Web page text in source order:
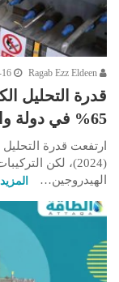
65% في دولة واحدة
ارتفعت قدرة
(2024)، لكن
الهيدروجين…
المزيد